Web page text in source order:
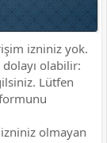
izniniz yok.
olabilir:
Lütfen
olmayan